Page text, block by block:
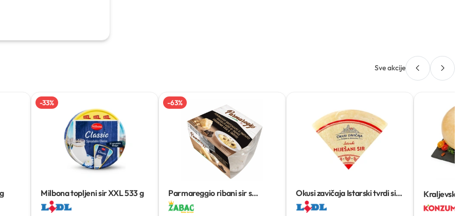
Sve akcije
-33%
Milbona topljeni sir XXL533 g
-63%
Parmareggio ribani sir s
tartufima
Okusi zavičaja Istarski tvrdi sir
od kravljeg i ovčjeg mlijeka
XXL400 g
Kraljevski